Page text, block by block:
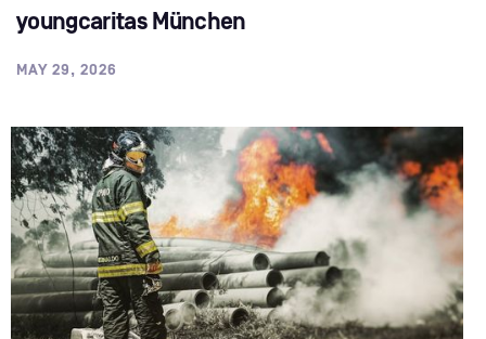
youngcaritas München
MAY 29, 2026